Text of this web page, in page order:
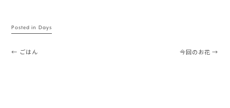
Posted in Days
Post navigation
← ごはん 今回のお花→